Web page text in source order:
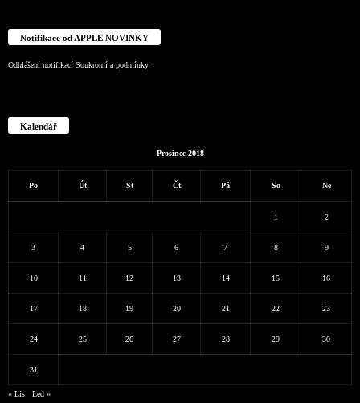
Notifikace od APPLE NOVINKY
Odhlášení notifikací Soukromí a podmínky
Kalendář
Prosinec 2018
Po Út St Čt Pá So Ne
1 2
3 4 5 6 7 8 9
10 11 12 13 14 15 16
17 18 19 20 21 22 23
24 25 26 27 28 29 30
31
« Lis Led »